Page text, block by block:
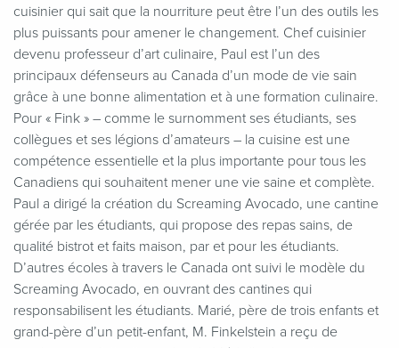
cuisinier qui sait que la nourriture peut être l’un des outils les
plus puissants pour amener le changement. Chef cuisinier
devenu professeur d’art culinaire, Paul est l’un des
principaux défenseurs au Canada d’un mode de vie sain
grâce à une bonne alimentation et à une formation culinaire.
Pour « Fink » – comme le surnomment ses étudiants, ses
collègues et ses légions d’amateurs – la cuisine est une
compétence essentielle et la plus importante pour tous les
Canadiens qui souhaitent mener une vie saine et complète.
Paul a dirigé la création du Screaming Avocado, une cantine
gérée par les étudiants, qui propose des repas sains, de
qualité bistrot et faits maison, par et pour les étudiants.
D’autres écoles à travers le Canada ont suivi le modèle du
Screaming Avocado, en ouvrant des cantines qui
responsabilisent les étudiants. Marié, père de trois enfants et
grand-père d’un petit-enfant, M. Finkelstein a reçu de